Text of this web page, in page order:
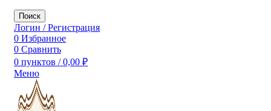
Поиск
Логин / Регистрация
0 Избранное
0 Сравнить
0 пунктов / 0,00 ₽
Меню